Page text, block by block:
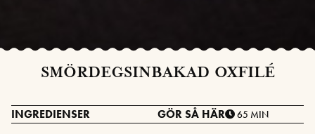
SMÖRDEGSINBAKAD OXFILÉ
INGREDIENSER GÖR SÅ HÄR 65 MIN